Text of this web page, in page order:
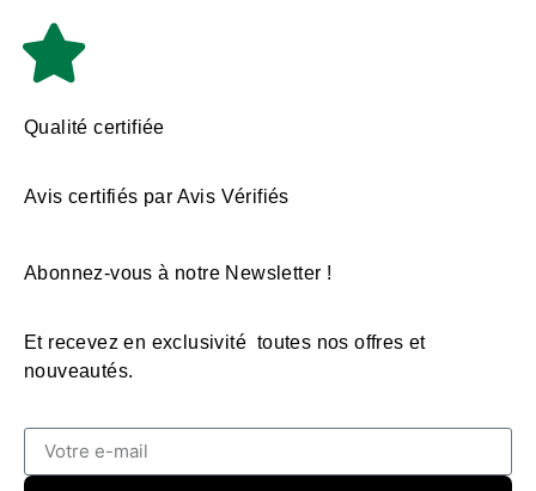
Qualité certifiée
Avis certifiés par Avis Vérifiés
Abonnez-vous à notre Newsletter !
Et recevez en exclusivité toutes nos offres et
nouveautés.